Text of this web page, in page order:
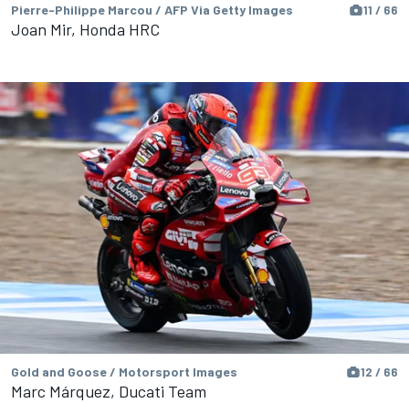
Pierre-Philippe Marcou / AFP Via Getty Images 11 / 66
Joan Mir, Honda HRC
Gold and Goose / Motorsport Images 12 / 66
Marc Márquez, Ducati Team